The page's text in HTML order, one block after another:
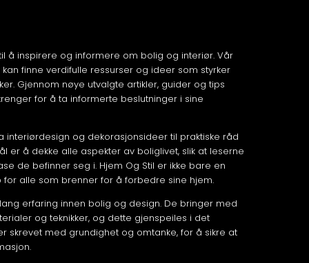
å inspirere og informere om bolig og interiør. Vår
finne verdifulle ressurser og ideer som styrker
Gjennom nøye utvalgte artikler, guider og tips
for å ta informerte beslutninger i sine
interiørdesign og dekorasjonsideer til praktiske råd
er å dekke alle aspekter av boliglivet, slik at leserne
de befinner seg i. Hjem Og Stil er ikke bare en
alle som brenner for å forbedre sine hjem.
erfaring innen bolig og design. De bringer med
og teknikker, og dette gjenspeiles i det
skrevet med grundighet og omtanke, for å sikre at